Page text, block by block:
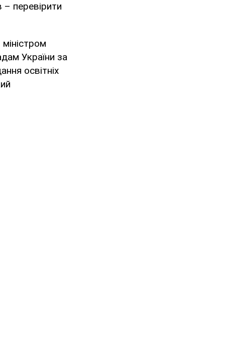
– перевірити
України за
освітніх